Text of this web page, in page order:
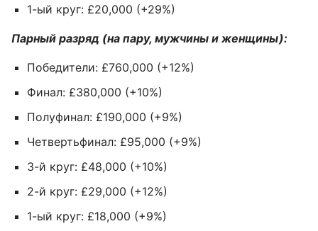
1-ый круг: £20,000 (+29%)
Парный разряд (на пару, мужчины и женщины):
Победители: £760,000 (+12%)
Финал: £380,000 (+10%)
Полуфинал: £190,000 (+9%)
Четвертьфинал: £95,000 (+9%)
3-й круг: £48,000 (+10%)
2-й круг: £29,000 (+12%)
1-ый круг: £18,000 (+9%)